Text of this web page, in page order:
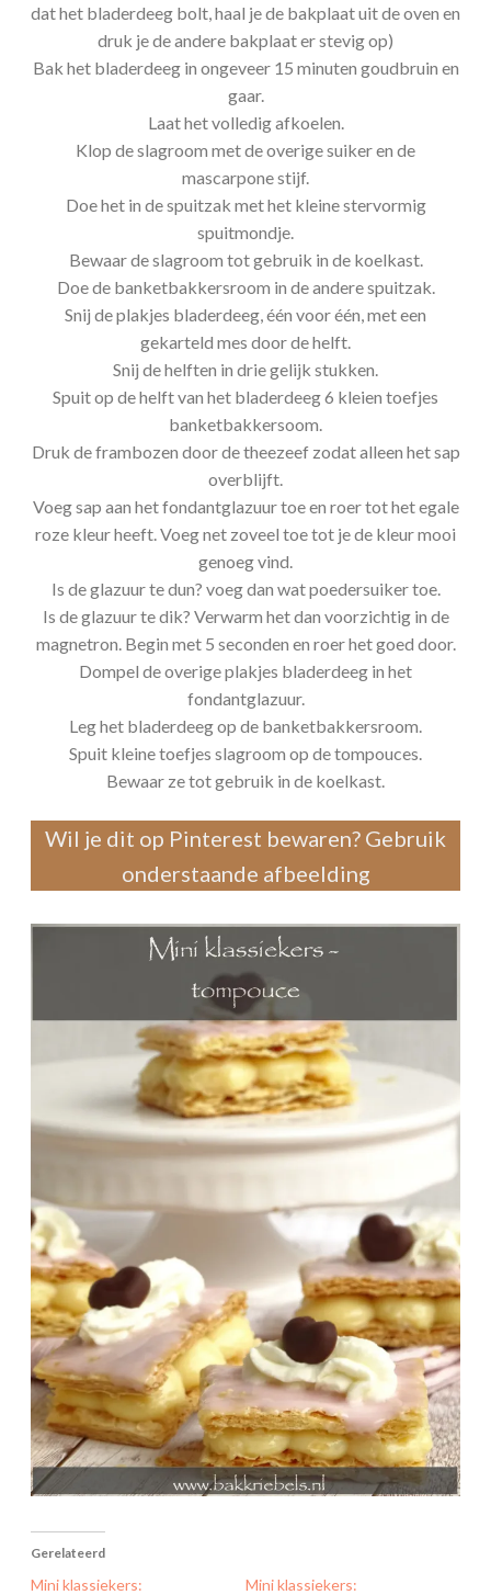
dat het bladerdeeg bolt, haal je de bakplaat uit de oven en
druk je de andere bakplaat er stevig op)
Bak het bladerdeeg in ongeveer 15 minuten goudbruin en
gaar.
Laat het volledig afkoelen.
Klop de slagroom met de overige suiker en de
mascarpone stijf.
Doe het in de spuitzak met het kleine stervormig
spuitmondje.
Bewaar de slagroom tot gebruik in de koelkast.
Doe de banketbakkersroom in de andere spuitzak.
Snij de plakjes bladerdeeg, één voor één, met een
gekarteld mes door de helft.
Snij de helften in drie gelijk stukken.
Spuit op de helft van het bladerdeeg 6 kleien toefjes
banketbakkersoom.
Druk de frambozen door de theezeef zodat alleen het sap
overblijft.
Voeg sap aan het fondantglazuur toe en roer tot het egale
roze kleur heeft. Voeg net zoveel toe tot je de kleur mooi
genoeg vind.
Is de glazuur te dun? voeg dan wat poedersuiker toe.
Is de glazuur te dik? Verwarm het dan voorzichtig in de
magnetron. Begin met 5 seconden en roer het goed door.
Dompel de overige plakjes bladerdeeg in het
fondantglazuur.
Leg het bladerdeeg op de banketbakkersroom.
Spuit kleine toefjes slagroom op de tompouces.
Bewaar ze tot gebruik in de koelkast.
Wil je dit op Pinterest bewaren? Gebruik
onderstaande afbeelding
Gerelateerd
Mini klassiekers:
Mini klassiekers: